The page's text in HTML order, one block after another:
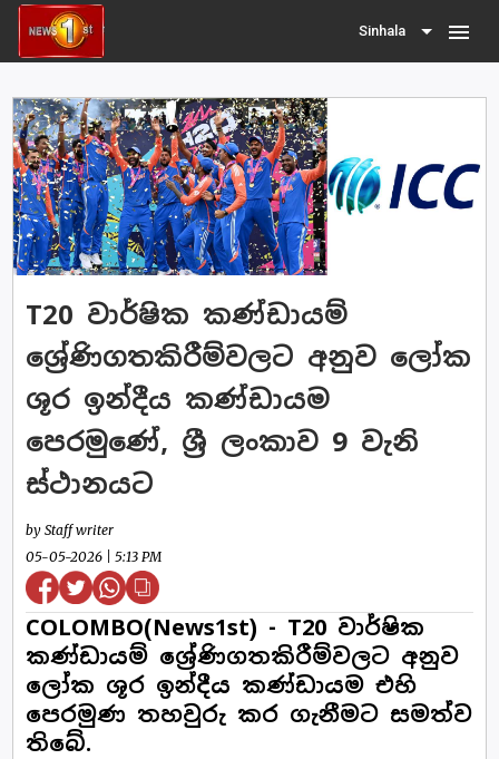
Sinhala menu
T20 වාර්ෂික කණ්ඩායම්
ශ්‍රේණිගතකිරීම්වලට අනුව ලෝක
ශූර ඉන්දීය කණ්ඩායම
පෙරමුණේ, ශ්‍රී ලංකාව 9 වැනි
ස්ථානයට
by Staff writer
05-05-2026 | 5:13 PM
COLOMBO(News1st) - T20 වාර්ෂික
කණ්ඩායම් ශ්‍රේණිගතකිරීම්වලට අනුව
ලෝක ශූර ඉන්දීය කණ්ඩායම එහි
පෙරමුණ තහවුරු කර ගැනීමට සමත්ව
තිබේ.